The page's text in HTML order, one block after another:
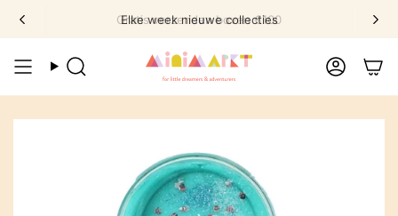
naar
Gratis verzenden boven €100
Elke week nieuwe collecties
Zoek Account